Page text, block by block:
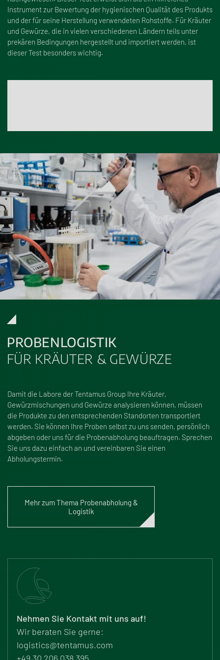
Instrument zur Bewertung der hygienischen Qualität des Produkts
und der für seine Herstellung verwendeten Rohstoffe. Für Kräuter
und Gewürze, die in vielen verschiedenen Ländern teils unter
prekären Bedingungen hergestellt und importiert werden, ist
dieser Test besonders wichtig.
PROBENLOGISTIK
FÜR KRÄUTER & GEWÜRZE
Damit die Labore der Tentamus Group Ihre Kräuter,
Gewürzmischungen und Gewürze analysieren können, müssen
die Produkte zu den entsprechenden Standorten transportiert
werden. Sie können Ihre Proben selbst zu uns senden, persönlich
abgeben oder uns für die Probenabholung beauftragen. Sprechen
Sie uns dazu einfach an und vereinbaren Sie einen
Abholungstermin.
Mehr zum Thema Probenabholung &
Logistik
Nehmen Sie Kontakt mit uns auf!
Wir beraten Sie gerne:
logistics@tentamus.com